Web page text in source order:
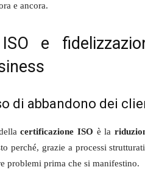
e ancora.
ISO e
di abbandono dei
certificazione ISO è la
perché, grazie a processi
problemi prima che si manifestino.